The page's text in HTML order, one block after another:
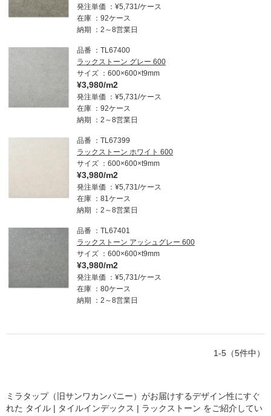
発注単価
¥5,731/ケース
在庫
92ケース
納期
2～8営業日
品番
TL67400
ラックストーン グレー 600
サイズ
600×600×t9mm
¥3,980/m2
発注単価
¥5,731/ケース
在庫
92ケース
納期
2～8営業日
品番
TL67399
ラックストーン ホワイト 600
サイズ
600×600×t9mm
¥3,980/m2
発注単価
¥5,731/ケース
在庫
81ケース
納期
2～8営業日
品番
TL67401
ラックストーン アッシュグレー 600
サイズ
600×600×t9mm
¥3,980/m2
発注単価
¥5,731/ケース
在庫
80ケース
納期
2～8営業日
1-5（5件中）
ミラタップ（旧サンワカンパニー）がお届けするデザイン性にすぐ
れた タイル | タイルインデックス | ラックストーン をご紹介してい